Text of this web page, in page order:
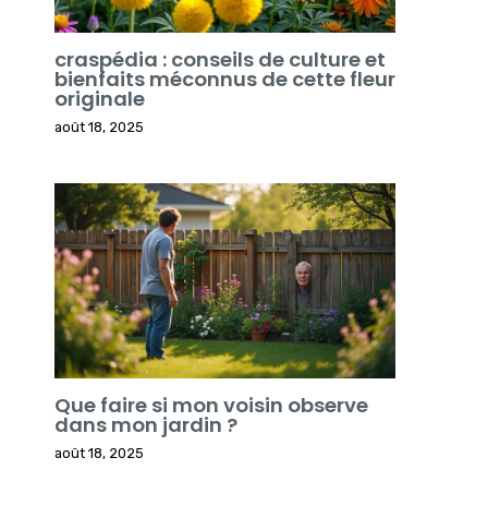
craspédia : conseils de culture et
bienfaits méconnus de cette fleur
originale
août 18, 2025
Que faire si mon voisin observe
dans mon jardin ?
août 18, 2025